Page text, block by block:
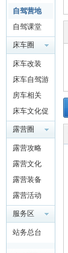
自驾营地
自驾课堂
床车圈
QQ群
4697975
91
床车改装
床车自驾游
房车相关
床车文化促
进交流
露营圈
露营攻略
露营文化
露营装备
露营活动
服务区
站务总台